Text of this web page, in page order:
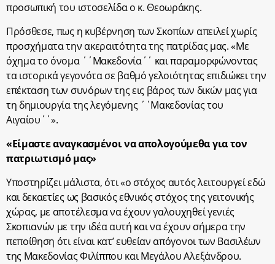
προσωπική του ιστοσελίδα ο κ. Θεοωράκης.
Πρόσθεσε, πως η κυβέρνηση των Σκοπίων απειλεί χωρίς
προσχήματα την ακεραιτότητα της πατρίδας μας. «Με
όχημα το όνομα ΄΄Μακεδονία΄΄ και παραμορφώνοντας
τα ιστορικά γεγονότα σε βαθμό γελοιότητας επιδιώκει την
επέκταση των συνόρων της εις βάρος των δικών μας για
τη δημιουργία της λεγόμενης ΄΄Μακεδονίας του
Αιγαίου΄΄».
«Είμαστε αναγκασμένοι να απολογούμεθα για τον
πατριωτισμό μας»
Υποστηρίζει μάλιστα, ότι «ο στόχος αυτός λειτουργεί εδώ
και δεκαετίες ως βασικός εθνικός στόχος της γειτονικής
χώρας, με αποτέλεσμα να έχουν γαλουχηθεί γενιές
Σκοπιανών με την ιδέα αυτή και να έχουν σήμερα την
πεποίθηση ότι είναι κατ’ ευθείαν απόγονοι των Βασιλέων
της Μακεδονίας Φιλίππου και Μεγάλου Αλεξάνδρου.